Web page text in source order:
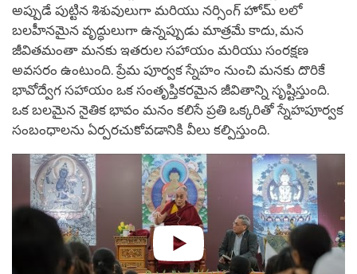
అప్పుడే పుట్టిన శిశువులుగా మరియు నర్సింగ్ హోమ్ లలో
బలహీనమైన వృద్ధులుగా ఉన్నప్పుడు మాత్రమే కాదు, మన
జీవితమంతా మనకు ఇతరుల సహాయం మరియు సంరక్షణ
అవసరం ఉంటుంది. ప్రేమ పూర్వక స్నేహం నుంచి మనకు దొరికే
భావోద్వేగ సహాయం ఒక సంతృప్తికరమైన జీవితాన్ని సృష్టిస్తుంది.
ఒక బలమైన నైతిక భావం మనం కలిసే ప్రతి ఒక్కరితో స్నేహపూర్వక
సంబంధాలను ఏర్పరచుకోవడానికి వీలు కల్పిస్తుంది.